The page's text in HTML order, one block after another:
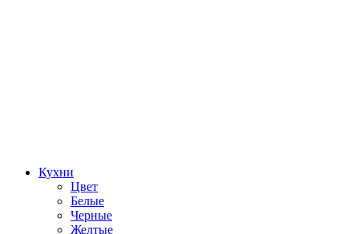
Кухни
Цвет
Белые
Черные
Желтые